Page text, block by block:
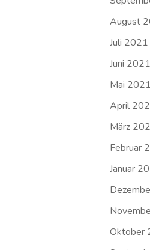
August
Juli 2021
Juni 2021
Mai 2021
April
März
Februar
Januar
Oktober